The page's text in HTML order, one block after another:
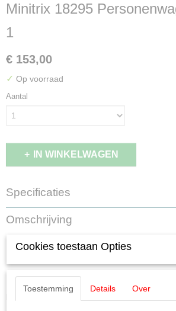
Minitrix 18295
1
€ 153,00
✓ Op voorraad
Aantal
IN WINKELWAGEN
Specificaties
EAN code
4028106182952
Productcode leverancier
18295
Schaal
N (1:160)
Staat
Omschrijving
Minitrix 18295
deel 1
Cookies toestaan Opties
Toestemming Details Over